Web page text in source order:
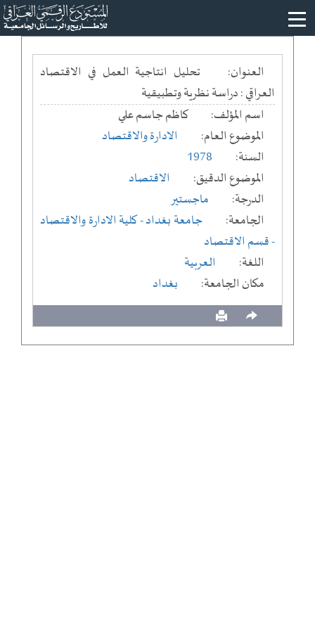
العنوان:
تحليل انتاجية العمل في الاقتصاد
العراقي : دراسة نظرية وتطبيقية
اسم المؤلف:
كاظم جاسم علي
الموضوع العام:
الادارة والاقتصاد
السنة:
1978
الموضوع الدقيق:
الاقتصاد
الدرجة:
ماجستير
الجامعة:
جامعة بغداد- كلية الادارة والاقتصاد
- قسم الاقتصاد
اللغة:
العربية
مكان الجامعة:
بغداد